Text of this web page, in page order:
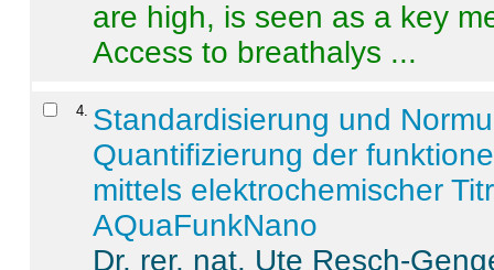
are high, is seen as a key
Access to breathalys ...
4 Standardisierung und
Quantifizierung der
mittels elektrochemischer
AQuaFunkNano
Dr. rer. nat. Ute Resch-